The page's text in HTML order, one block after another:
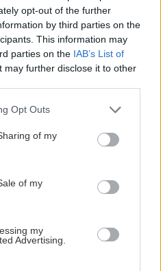
opt-out of the further
by third parties on the
This information may
parties on the IAB’s List of
may further disclose it to other
uses one or more Google
behaviour. You may click to
and its third-party tags to
purposes in below Google
Opt Outs
of my
of my
my
Advertising.